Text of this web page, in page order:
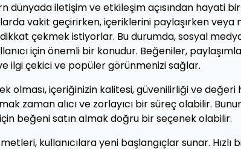
dünyada iletişim ve etkileşim açısından hayati
vakit geçirirken, içeriklerini paylaşırken
çekmek istiyorlar. Bu durumda, sosyal
için önemli bir konudur. Beğeniler,
ilgi çekici ve popüler görünmenizi sağlar.
olması, içeriğinizin kalitesi, güvenilirliği ve
zaman alıcı ve zorlayıcı bir süreç olabilir.
beğeni satın almak doğru bir seçenek olabilir.
kullanıcılara yeni başlangıçlar sunar. Hızlı